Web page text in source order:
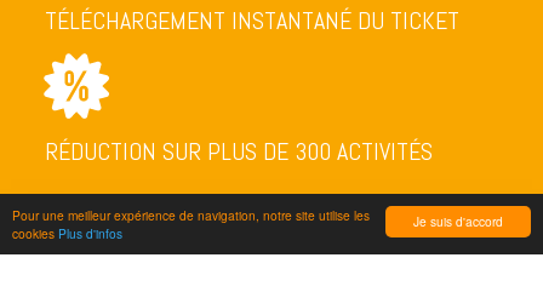
Je suis d'accord
Pour une meilleur expérience de navigation, notre site utilise les
cookies Plus d'infos
TÉLÉCHARGEMENT INSTANTANÉ DU TICKET
RÉDUCTION SUR PLUS DE 300 ACTIVITÉS